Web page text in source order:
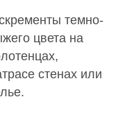
темно-
цвета на
стенах или